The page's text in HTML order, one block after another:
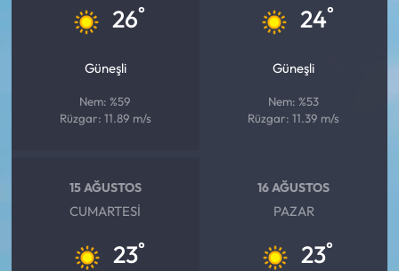
26°
Güneşli
Nem: %59
Rüzgar: 11.89 m/s
24°
Güneşli
Nem: %53
Rüzgar: 11.39 m/s
15 AĞUSTOS
CUMARTESI
23°
16 AĞUSTOS
PAZAR
23°